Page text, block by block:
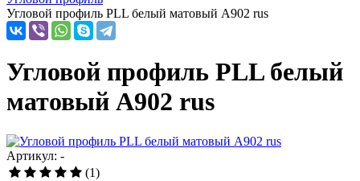
Угловой профиль PLL белый матовый A902 rus
Угловой профиль PLL белый
матовый A902 rus
Артикул: -
(1)